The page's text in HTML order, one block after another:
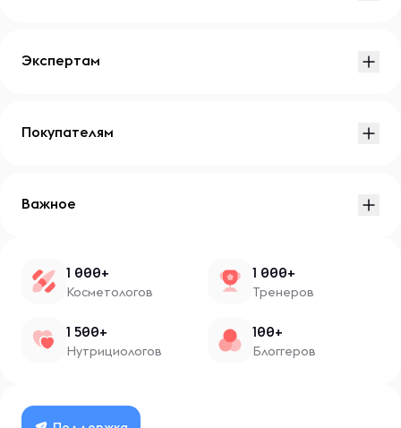
Экспертам
Покупателям
Важное
1 000+
Косметологов
1 000+
Тренеров
1 500+
Нутрициологов
100+
Блоггеров